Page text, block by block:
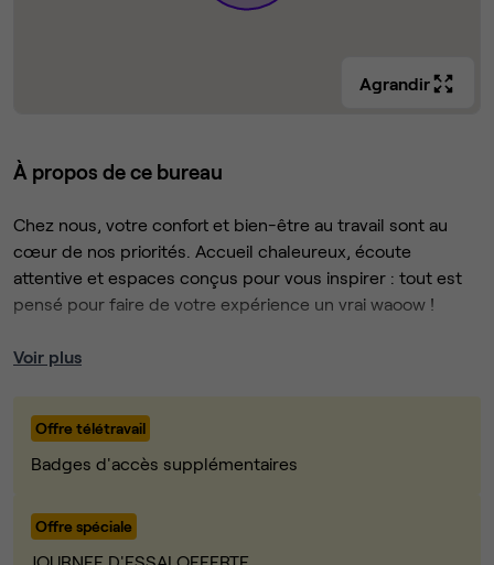
Agrandir
À propos de ce bureau
Chez nous, votre confort et bien-être au travail sont au
cœur de nos priorités. Accueil chaleureux, écoute
attentive et espaces conçus pour vous inspirer : tout est
pensé pour faire de votre expérience un vrai waoow !
📍 Place du Gros Caillou, coeur Croix Rousse
🌗 Accès 7J/7 24H/24
💼 Salle de réunion supplémentaire et phone box
🛜 Wifi fibre haut débit
🗄️ Nombreux rangement (avec fermeture)
Voir plus
Offre télétravail
Badges d'accès supplémentaires
Offre spéciale